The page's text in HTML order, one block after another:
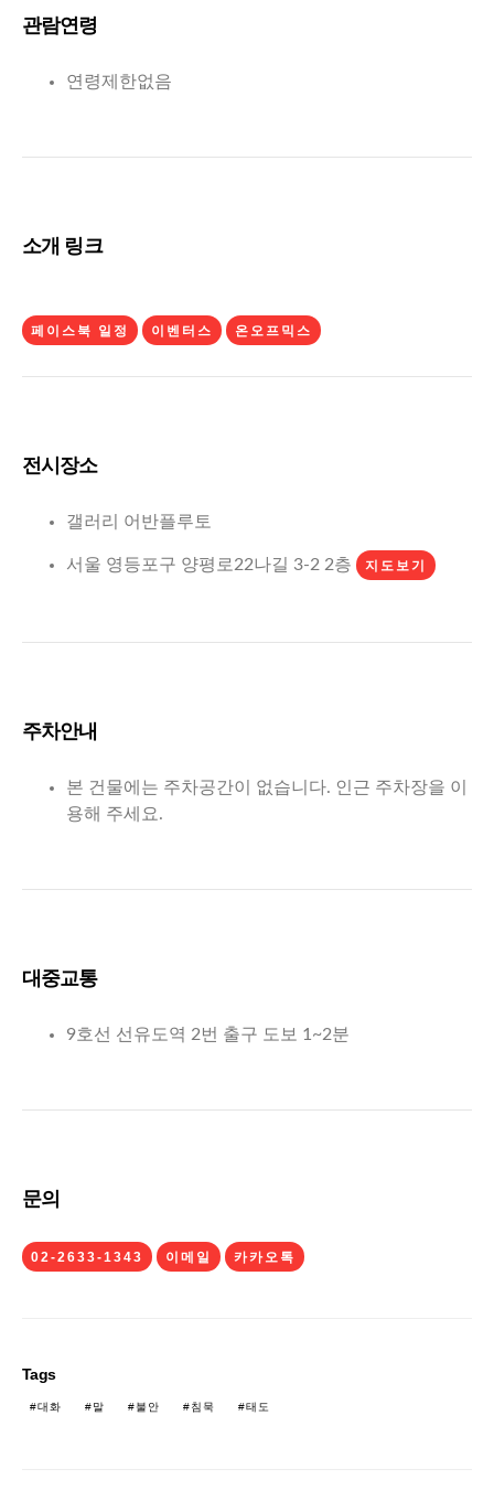
관람연령
연령제한없음
소개 링크
페이스북 일정 이벤터스 온오프믹스
전시장소
갤러리 어반플루토
서울 영등포구 양평로22나길 3-2 2층 지도보기
주차안내
본 건물에는 주차공간이 없습니다. 인근 주차장을 이
용해 주세요.
대중교통
9호선 선유도역 2번 출구 도보 1~2분
문의
02-2633-1343 이메일 카카오톡
Tags
대화 말 불안 침묵 태도